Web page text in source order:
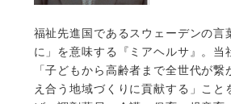
福祉先進国であるスウェーデンの言
に」を意味する『ミアヘルサ』。当
「子どもから高齢者まで全世代が繋
え合う地域づくりに貢献する」こと